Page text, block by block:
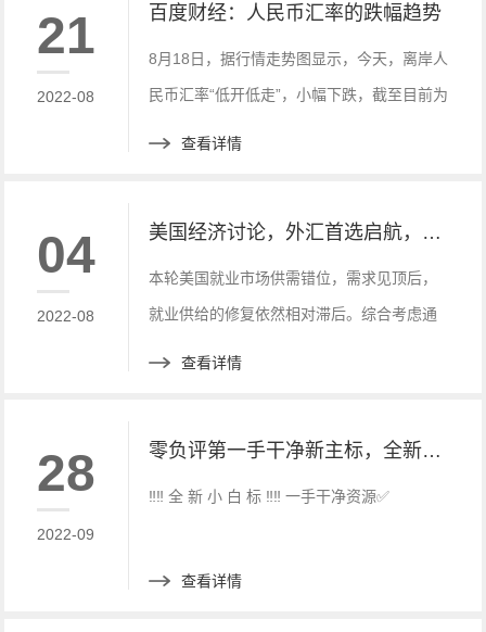
21
2022-08
百度财经：人民币汇率的跌幅趋势
8月18日，据行情走势图显示，今天，离岸人
民币汇率“低开低走”，小幅下跌，截至目前为
查看详情
04
2022-08
美国经济讨论，外汇首选启航，市场全新小白标
本轮美国就业市场供需错位，需求见顶后，
就业供给的修复依然相对滞后。综合考虑通
查看详情
28
2022-09
零负评第一手干净新主标，全新白标 快速搭建， 优惠中快来联系
‼️‼️ 全 新 小 白 标 ‼️‼️ 一手干净资源✅
查看详情